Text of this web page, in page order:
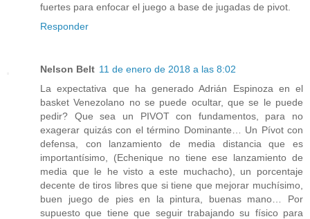
fuertes para enfocar el juego a base de jugadas de pivot.
Responder
Nelson Belt 11 de enero de 2018 a las 8:02
La expectativa que ha generado Adrián Espinoza en el
basket Venezolano no se puede ocultar, que se le puede
pedir? Que sea un PIVOT con fundamentos, para no
exagerar quizás con el término Dominante… Un Pívot con
defensa, con lanzamiento de media distancia que es
importantísimo, (Echenique no tiene ese lanzamiento de
media que le he visto a este muchacho), un porcentaje
decente de tiros libres que si tiene que mejorar muchísimo,
buen juego de pies en la pintura, buenas mano… Por
supuesto que tiene que seguir trabajando su físico para